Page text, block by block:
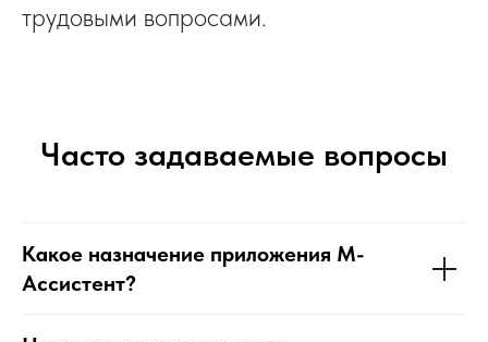
трудовыми вопросами.
Часто задаваемые вопросы
Какое назначение приложения М-
Ассистент?